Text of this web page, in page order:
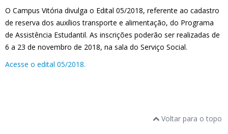
O Campus Vitória divulga o Edital 05/2018, referente ao cadastro
de reserva dos auxílios transporte e alimentação, do Programa
de Assistência Estudantil. As inscrições poderão ser realizadas de
6 a 23 de novembro de 2018, na sala do Serviço Social.
Acesse o edital 05/2018.
Voltar para o topo